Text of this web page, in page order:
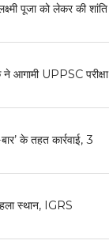
पूजा को लेकर की शांति
आगामी UPPSC परीक्षा
के तहत कार्रवाई, 3
स्थान, IGRS